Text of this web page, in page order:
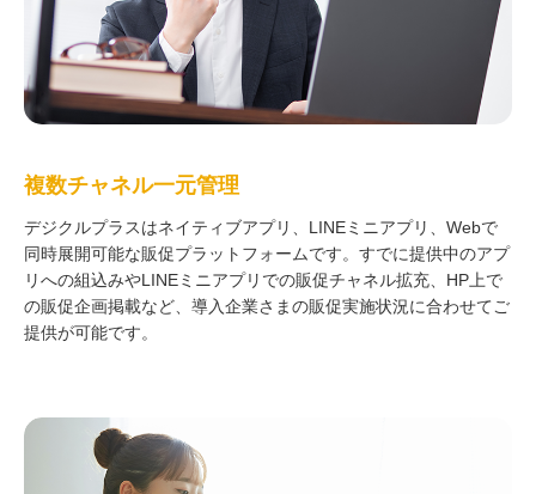
複数チャネル一元管理
デジクルプラスはネイティブアプリ、LINEミニアプリ、Webで
同時展開可能な販促プラットフォームです。すでに提供中のアプ
リへの組込みやLINEミニアプリでの販促チャネル拡充、HP上で
の販促企画掲載など、導入企業さまの販促実施状況に合わせてご
提供が可能です。